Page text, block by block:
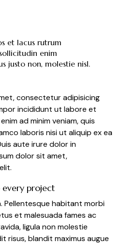
et lacus rutrum
enim
justo non, molestie nisl.
consectetur adipisicing
incididunt ut labore et
ad minim veniam, quis
laboris nisi ut aliquip ex ea
aute irure dolor in
dolor sit amet,
project
Pellentesque habitant morbi
et malesuada fames ac
ligula non molestie
risus, blandit maximus augue